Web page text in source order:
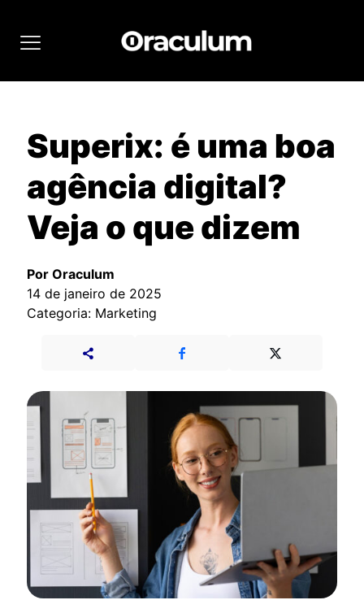
Superix: é uma boa
agência digital?
Veja o que dizem
Por Oraculum
14 de janeiro de 2025
Categoria: Marketing